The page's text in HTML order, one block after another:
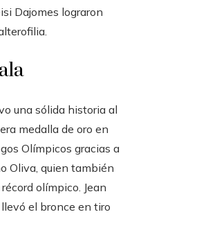
Dajomes lograron
una sólida historia al
medalla de oro en
Olímpicos gracias a
Oliva, quien también
olímpico. Jean
el bronce en tiro